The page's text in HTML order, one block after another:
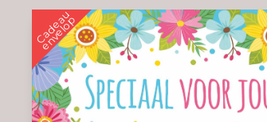
C
a
d
e
a
u
e
n
v
e
l
o
p